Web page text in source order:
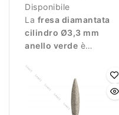
Disponibile
La fresa diamantata
cilindro Ø3,3 mm
anello verde è
professionale e
lavorazioni più intense.